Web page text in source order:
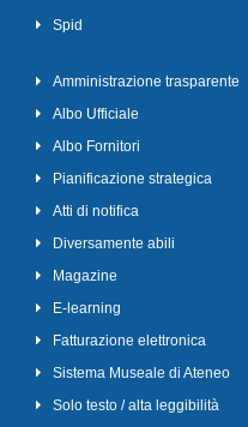
Spid
Amministrazione trasparente
Albo Ufficiale
Albo Fornitori
Pianificazione strategica
Atti di notifica
Diversamente abili
Magazine
E-learning
Fatturazione elettronica
Sistema Museale di Ateneo
Solo testo / alta leggibilità